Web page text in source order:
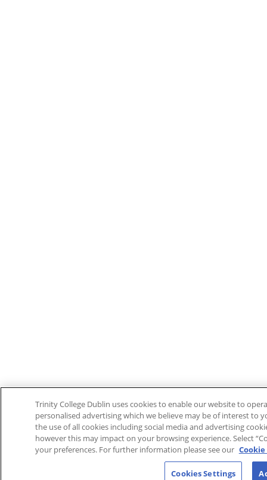
Trinity College Dublin uses cookies to enable our website to
personalised advertising which we believe may be of interest to
the use of all cookies including social media and advertising
however this may impact on your browsing experience. Select
your preferences. For further information please see our
Cookies Settings